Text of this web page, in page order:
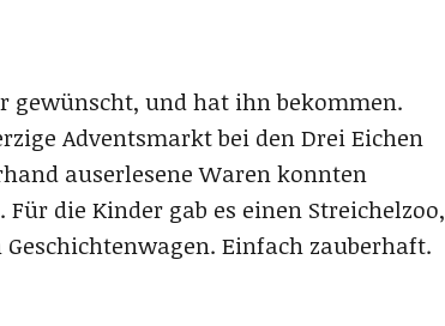
gewünscht, und hat ihn bekommen.
Adventsmarkt bei den Drei Eichen
auserlesene Waren konnten
die Kinder gab es einen Streichelzoo,
Einfach zauberhaft.